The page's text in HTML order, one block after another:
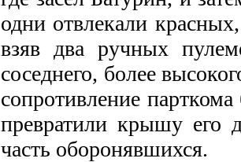
одни отвлекали
взяв два ручных
соседнего, более
сопротивление
превратили крышу его
часть оборонявшихся.